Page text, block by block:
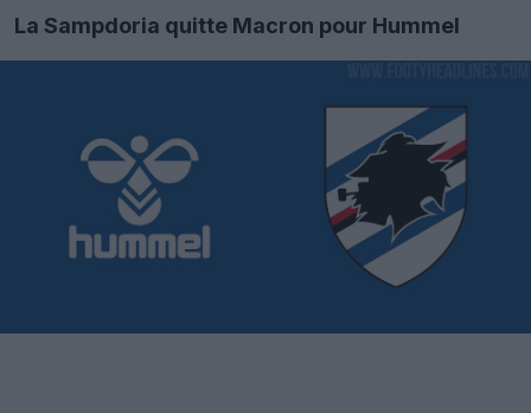
La Sampdoria quitte Macron pour Hummel